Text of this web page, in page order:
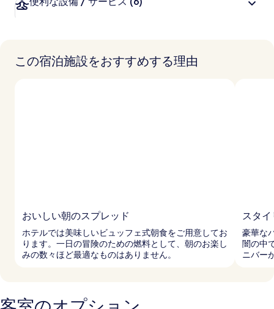
この宿泊施設をおすすめする理由
おいしい朝のスプレッド
ホテルでは美味しいビュッフェ式朝食をご用意してお
ります。一日の冒険のための燃料として、朝のお楽し
みの数々ほど最適なものはありません。
スタ
豪華な
闇の中
ニバー